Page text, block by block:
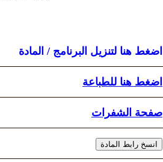
اضغط هنا لتنزيل البرنامج / المادة
اضغط هنا للطباعة
صفحة الشفرات